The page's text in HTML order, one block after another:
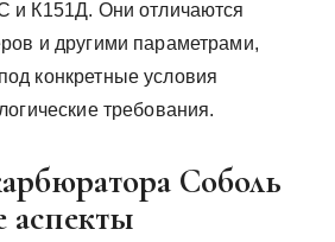
и К151Д. Они отличаются
и другими параметрами,
конкретные условия
требования.
Соболь
аспекты